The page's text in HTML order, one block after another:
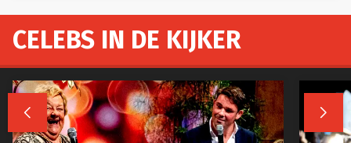
CELEBS IN DE KIJKER
 